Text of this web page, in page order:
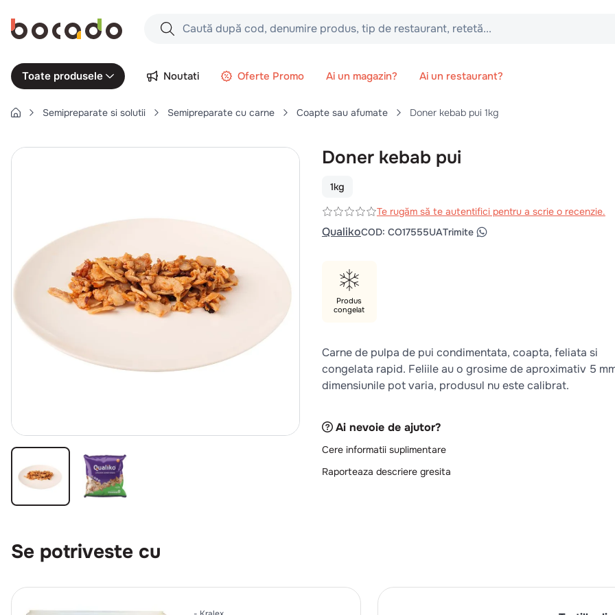
Caută după cod, denumire produs, tip de restaurant, retetă...
Căutări populare
3. pui
8. ceafa
9. croissant
10.pizza
Toate produsele Noutati Oferte Promo Ai un magazin? Ai un restaurant?
Semipreparate si solutii Semipreparate cu carne Coapte sau afumate Doner kebab pui 1kg
Doner kebab pui
1kg
Te rugăm să te autentifici pentru a scrie o recenzie.
QualikoCOD: CO17555UATrimite
Produs
congelat
Carne de pulpa de pui condimentata, coapta, feliata si
congelata rapid. Feliile au o grosime de aproximativ 5
dimensiunile pot varia, produsul nu este calibrat.
Ai nevoie de ajutor?
Cere informatii suplimentare
Raporteaza descriere gresita
Se potriveste cu